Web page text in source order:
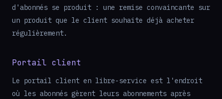
d'abonnés se produit : une remise convaincante sur
un produit que le client souhaite déjà acheter
régulièrement.
Portail client
Le portail client en libre-service est l'endroit
où les abonnés gèrent leurs abonnements après